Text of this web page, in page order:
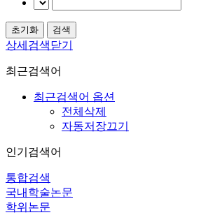
상세검색닫기
최근검색어
최근검색어 옵션
전체삭제
자동저장끄기
인기검색어
통합검색
국내학술논문
학위논문